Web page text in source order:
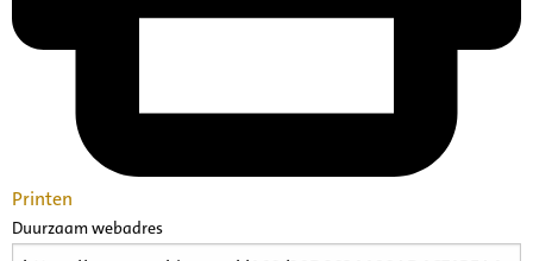
Printen
Duurzaam webadres